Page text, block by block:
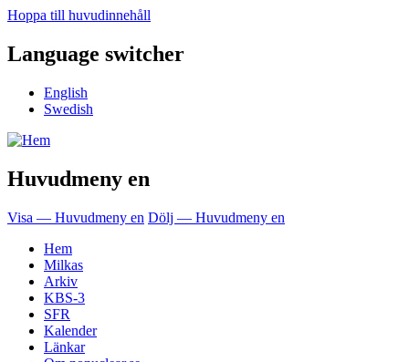
Hoppa till huvudinnehåll
Language switcher
English
Swedish
Huvudmeny en
Visa — Huvudmeny en Dölj — Huvudmeny en
Hem
Milkas
Arkiv
KBS-3
SFR
Kalender
Länkar